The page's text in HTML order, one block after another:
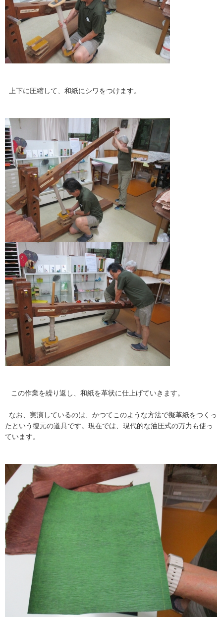
上下に圧縮して、和紙にシワをつけます。
この作業を繰り返し、和紙を革状に仕上げていきます。
なお、実演しているのは、かつてこのような方法で擬革紙をつくっ
たという復元の道具です。現在では、現代的な油圧式の万力も使っ
ています。